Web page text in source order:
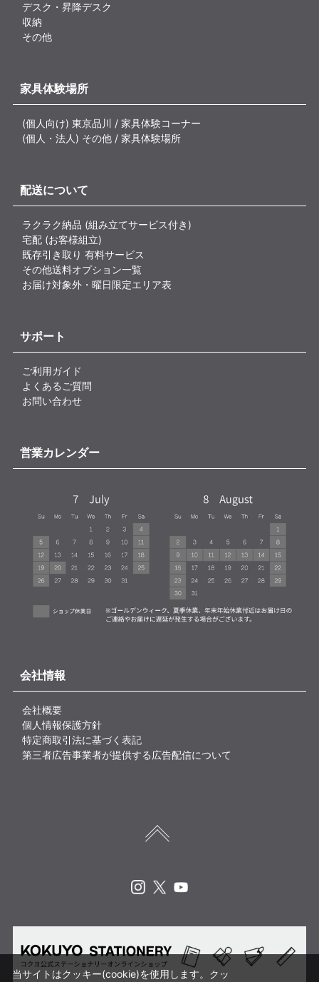
デスク・昇降デスク
収納
その他
家具体験場所
(個人向け) 東京品川 / 家具体験コーナー
(個人・法人) その他 / 家具体験場所
配送について
ラクラク納品 (組み立てサービス付き)
宅配 (お客様組立)
既存引き取り 有料サービス
その他送料オプション一覧
お届け対象外・曜日限定エリア表
サポート
ご利用ガイド
よくあるご質問
お問い合わせ
営業カレンダー
会社情報
会社概要
個人情報保護方針
特定商取引法に基づく表記
第三者広告事業者が提供する広告配信について
当サイトはクッキー(cookie)を使用します。クッ